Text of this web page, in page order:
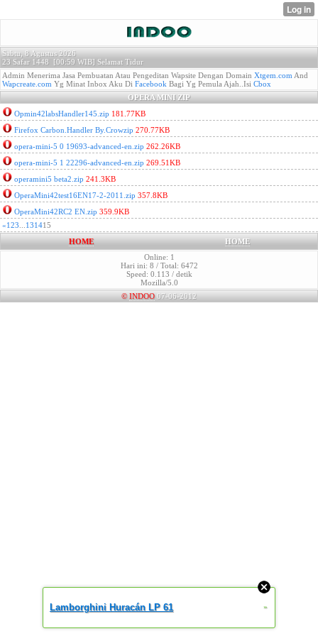
Sabtu, 8 Agustus 2026
23 Safar 1448 [00:59 WIB] Selamat Tidur
Admin Menerima Jasa Pembuatan Atau Pengeditan Wapsite Dengan Domain Xtgem.com And
Wapcreate.com Yg Minat Inbox Aku Di Facebook Bagi Yg Pemula Ajah..Isi Cbox
OPERA MINI ZIP
Opmin42labsHandler145.zip 181.77KB
Firefox Carbon.Handler By.Crowzip 270.77KB
opera-mini-5 0 19693-advanced-en.zip 262.26KB
opera-mini-5 1 22296-advanced-en.zip 269.51KB
operamini5 beta2.zip 241.3KB
OperaMini42test16EN17-2-2011.zip 357.8KB
OperaMini42RC2 EN.zip 359.9KB
«123 131415
HOME
HOME
Online: 1
Hari ini: 8 / Total: 6472
Speed: 0.113 / detik
Mozilla/5.0
© INDOO 07-06-2012
Lamborghini Huracán LP 61 »